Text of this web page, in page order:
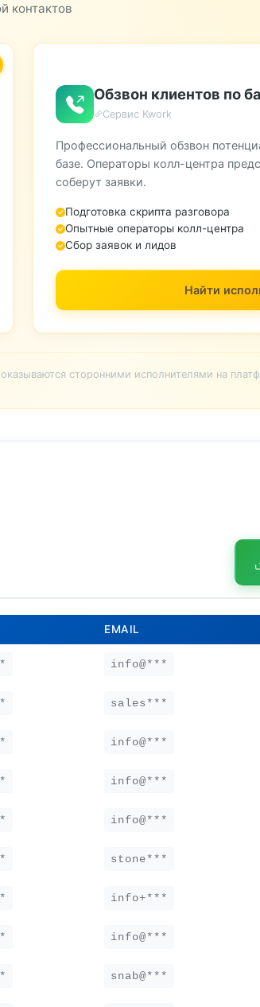
контактов
Обзвон клиентов по
Сервис Kwork
Профессиональный обзвон
базе. Операторы колл-центра
соберут заявки.
Подготовка скрипта разговора
Опытные операторы колл-центра
Сбор заявок и лидов
Найти
сторонними исполнителями на
EMAIL
info@***
sales***
info@***
info@***
info@***
stone***
info+***
info@***
snab@***